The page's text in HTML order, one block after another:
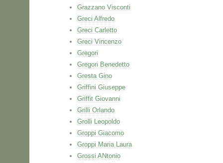
Grazzano Visconti
Greci Alfredo
Greci Carletto
Greci Vincenzo
Gregori
Gregori Benedetto
Gresta Gino
Griffini Giuseppe
Griffit Giovanni
Grilli Orlando
Grolli Leopoldo
Groppi Giacomo
Groppi Maria Laura
Grossi ANtonio